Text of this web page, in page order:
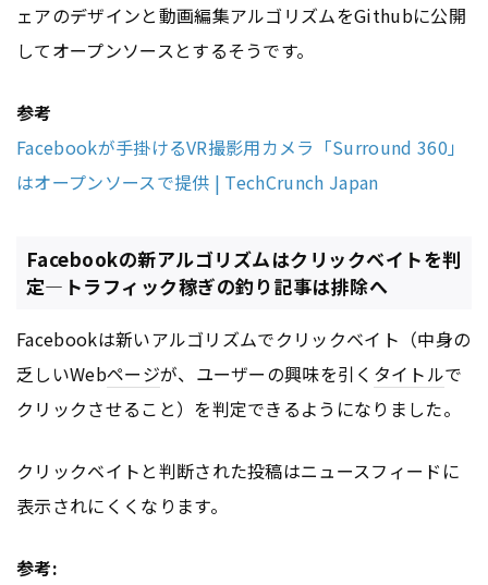
ェアのデザインと動画編集アルゴリズムをGithubに公開
してオープンソースとするそうです。
参考
Facebookが手掛けるVR撮影用カメラ「Surround 360」
はオープンソースで提供 | TechCrunch Japan
Facebookの新アルゴリズムはクリックベイトを判
定―トラフィック稼ぎの釣り記事は排除へ
Facebookは新いアルゴリズムでクリックベイト（中身の
乏しいWebページが、ユーザーの興味を引く タイトルで
クリックさせること）を判定できるようになりました。
クリックベイトと判断された投稿はニュースフィードに
表示されにくくなります。
参考: